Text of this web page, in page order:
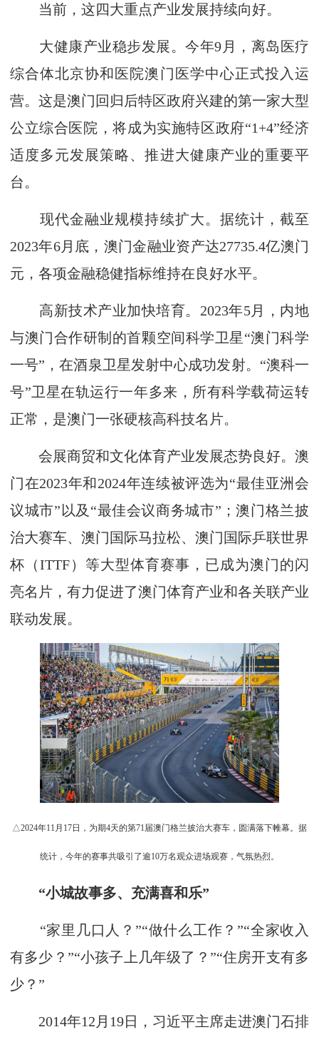
当前，这四大重点产业发展持续向好。
大健康产业稳步发展。今年9月，离岛医疗
综合体北京协和医院澳门医学中心正式投入运
营。这是澳门回归后特区政府兴建的第一家大型
公立综合医院，将成为实施特区政府“1+4”经济
适度多元发展策略、推进大健康产业的重要平
台。
现代金融业规模持续扩大。据统计，截至
2023年6月底，澳门金融业资产达27735.4亿澳门
元，各项金融稳健指标维持在良好水平。
高新技术产业加快培育。2023年5月，内地
与澳门合作研制的首颗空间科学卫星“澳门科学
一号”，在酒泉卫星发射中心成功发射。“澳科一
号”卫星在轨运行一年多来，所有科学载荷运转
正常，是澳门一张硬核高科技名片。
会展商贸和文化体育产业发展态势良好。澳
门在2023年和2024年连续被评选为“最佳亚洲会
议城市”以及“最佳会议商务城市”；澳门格兰披
治大赛车、澳门国际马拉松、澳门国际乒联世界
杯（ITTF）等大型体育赛事，已成为澳门的闪
亮名片，有力促进了澳门体育产业和各关联产业
联动发展。
△2024年11月17日，为期4天的第71届澳门格兰披治大赛车，圆满落下帷幕。据
统计，今年的赛事共吸引了逾10万名观众进场观赛，气氛热烈。
“小城故事多、充满喜和乐”
“家里几口人？”“做什么工作？”“全家收入
有多少？”“小孩子上几年级了？”“住房开支有多
少？”
2014年12月19日，习近平主席走进澳门石排